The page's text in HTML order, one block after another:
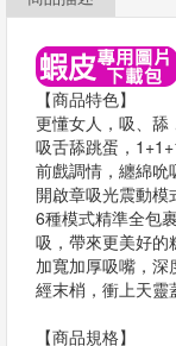
【商品特色】
更懂女人，吸、舔
吸舌舔跳蛋，
前戲調情，纏綿吮
開啟章吸光震動模
6種模式精準全包
吸，帶來更美好的
加寬加厚吸嘴，
經末梢，衝上天靈
【商品規格】